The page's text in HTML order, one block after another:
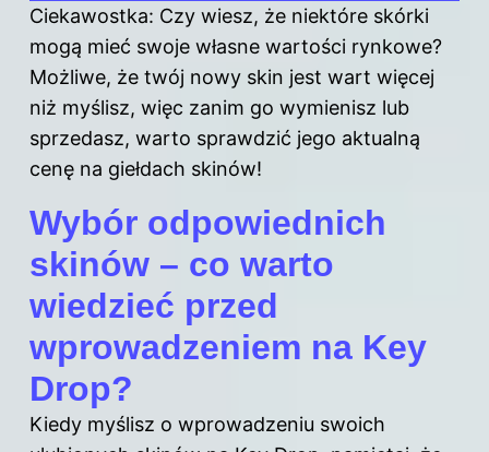
Ciekawostka: Czy wiesz, że niektóre skórki
mogą mieć swoje własne wartości rynkowe?
Możliwe, że twój nowy skin jest wart więcej
niż myślisz, więc zanim go wymienisz lub
sprzedasz, warto sprawdzić jego aktualną
cenę na giełdach skinów!
Wybór odpowiednich
skinów – co warto
wiedzieć przed
wprowadzeniem na Key
Drop?
Kiedy myślisz o wprowadzeniu swoich